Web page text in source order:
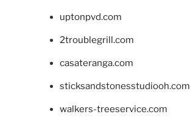
uptonpvd.com
2troublegrill.com
casateranga.com
sticksandstonesstudiooh.com
walkers-treeservice.com